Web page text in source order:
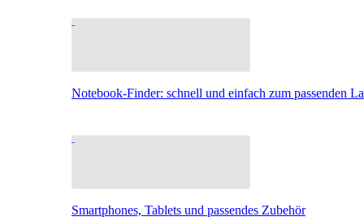
Notebook-Finder: schnell und einfach zum passenden
Smartphones, Tablets und passendes Zubehör